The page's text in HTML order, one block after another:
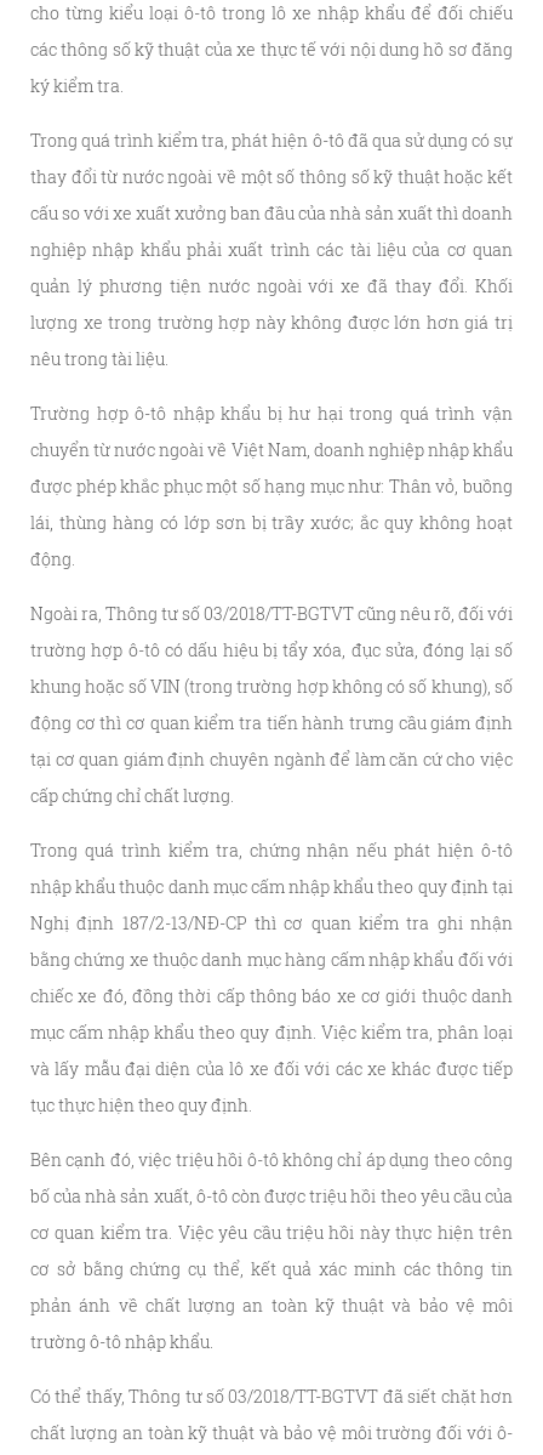
cho từng kiểu loại ô-tô trong lô xe nhập khẩu để đối chiếu
các thông số kỹ thuật của xe thực tế với nội dung hồ sơ đăng
ký kiểm tra.
Trong quá trình kiểm tra, phát hiện ô-tô đã qua sử dụng có sự
thay đổi từ nước ngoài về một số thông số kỹ thuật hoặc kết
cấu so với xe xuất xưởng ban đầu của nhà sản xuất thì doanh
nghiệp nhập khẩu phải xuất trình các tài liệu của cơ quan
quản lý phương tiện nước ngoài với xe đã thay đổi. Khối
lượng xe trong trường hợp này không được lớn hơn giá trị
nêu trong tài liệu.
Trường hợp ô-tô nhập khẩu bị hư hại trong quá trình vận
chuyển từ nước ngoài về Việt Nam, doanh nghiệp nhập khẩu
được phép khắc phục một số hạng mục như: Thân vỏ, buồng
lái, thùng hàng có lớp sơn bị trầy xước; ắc quy không hoạt
động.
Ngoài ra, Thông tư số 03/2018/TT-BGTVT cũng nêu rõ, đối với
trường hợp ô-tô có dấu hiệu bị tẩy xóa, đục sửa, đóng lại số
khung hoặc số VIN (trong trường hợp không có số khung), số
động cơ thì cơ quan kiểm tra tiến hành trưng cầu giám định
tại cơ quan giám định chuyên ngành để làm căn cứ cho việc
cấp chứng chỉ chất lượng.
Trong quá trình kiểm tra, chứng nhận nếu phát hiện ô-tô
nhập khẩu thuộc danh mục cấm nhập khẩu theo quy định tại
Nghị định 187/2-13/NĐ-CP thì cơ quan kiểm tra ghi nhận
bằng chứng xe thuộc danh mục hàng cấm nhập khẩu đối với
chiếc xe đó, đồng thời cấp thông báo xe cơ giới thuộc danh
mục cấm nhập khẩu theo quy định. Việc kiểm tra, phân loại
và lấy mẫu đại diện của lô xe đối với các xe khác được tiếp
tục thực hiện theo quy định.
Bên cạnh đó, việc triệu hồi ô-tô không chỉ áp dụng theo công
bố của nhà sản xuất, ô-tô còn được triệu hồi theo yêu cầu của
cơ quan kiểm tra. Việc yêu cầu triệu hồi này thực hiện trên
cơ sở bằng chứng cụ thể, kết quả xác minh các thông tin
phản ánh về chất lượng an toàn kỹ thuật và bảo vệ môi
trường ô-tô nhập khẩu.
Có thể thấy, Thông tư số 03/2018/TT-BGTVT đã siết chặt hơn
chất lượng an toàn kỹ thuật và bảo vệ môi trường đối với ô-